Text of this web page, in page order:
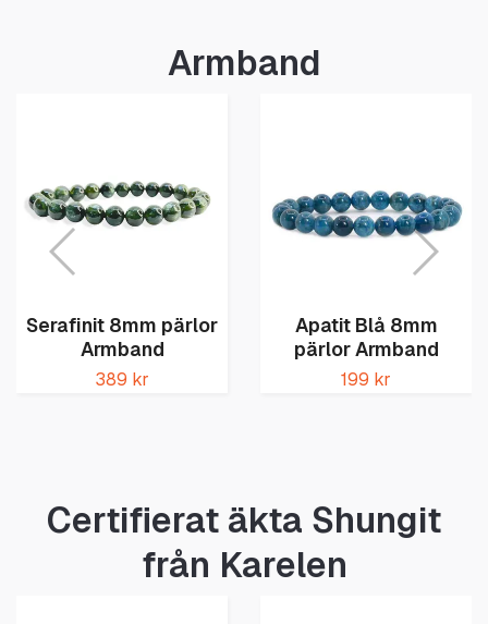
Armband
Serafinit 8mm pärlor
Armband
389 kr
Apatit Blå 8mm
pärlor Armband
199 kr
Certifierat äkta Shungit
från Karelen